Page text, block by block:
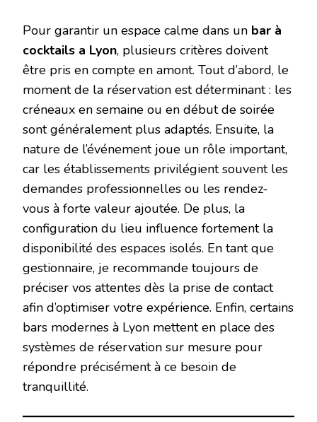
Pour garantir un espace calme dans un bar à
cocktails a Lyon, plusieurs critères doivent
être pris en compte en amont. Tout d’abord, le
moment de la réservation est déterminant : les
créneaux en semaine ou en début de soirée
sont généralement plus adaptés. Ensuite, la
nature de l’événement joue un rôle important,
car les établissements privilégient souvent les
demandes professionnelles ou les rendez-
vous à forte valeur ajoutée. De plus, la
configuration du lieu influence fortement la
disponibilité des espaces isolés. En tant que
gestionnaire, je recommande toujours de
préciser vos attentes dès la prise de contact
afin d’optimiser votre expérience. Enfin, certains
bars modernes à Lyon mettent en place des
systèmes de réservation sur mesure pour
répondre précisément à ce besoin de
tranquillité.